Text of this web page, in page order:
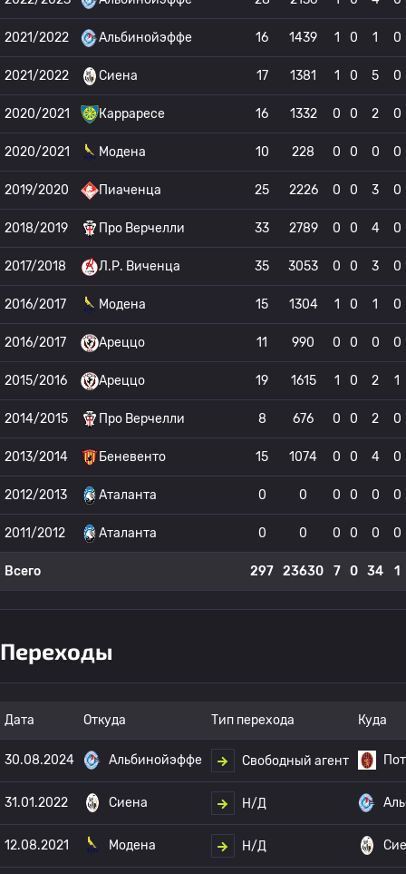
2021/2022 Альбинойэффе 16 1439 1 0 1 0
2021/2022 Сиена 17 1381 1 0 5 0
2020/2021 Карраресе 16 1332 0 0 2 0
2020/2021 Модена 10 228 0 0 0 0
2019/2020 Пиаченца 25 2226 0 0 3 0
2018/2019 Про Верчелли 33 2789 0 0 4 0
2017/2018 Л.Р. Виченца 35 3053 0 0 3 0
2016/2017 Модена 15 1304 1 0 1 0
2016/2017 Ареццо 11 990 0 0 0 0
2015/2016 Ареццо 19 1615 1 0 2 1
2014/2015 Про Верчелли 8 676 0 0 2 0
2013/2014 Беневенто 15 1074 0 0 4 0
2012/2013 Аталанта 0 0 0 0 0 0
2011/2012 Аталанта 0 0 0 0 0 0
Всего 297 23630 7 0 34 1
Переходы
Дата Откуда Тип перехода Куда
30.08.2024 Альбинойэффе Свободный агент
31.01.2022 Сиена Н/Д
12.08.2021 Модена Н/Д